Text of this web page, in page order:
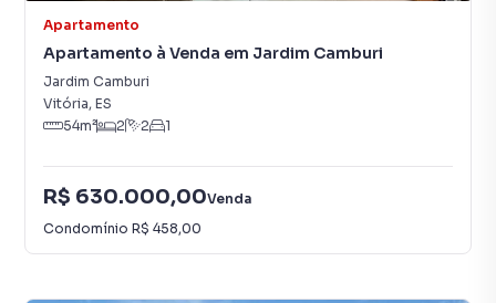
Apartamento
Apartamento à Venda em Jardim Camburi
Jardim Camburi
Vitória, ES
54m² 2 2 1
R$ 630.000,00Venda
Condomínio R$ 458,00